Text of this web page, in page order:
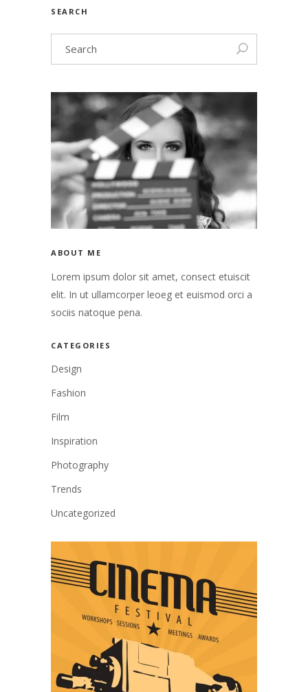
SEARCH
ABOUT ME
Lorem ipsum dolor sit amet, consect etuiscit
elit. In ut ullamcorper leoeg et euismod orci a
sociis natoque pena.
CATEGORIES
Design
Fashion
Film
Inspiration
Photography
Trends
Uncategorized